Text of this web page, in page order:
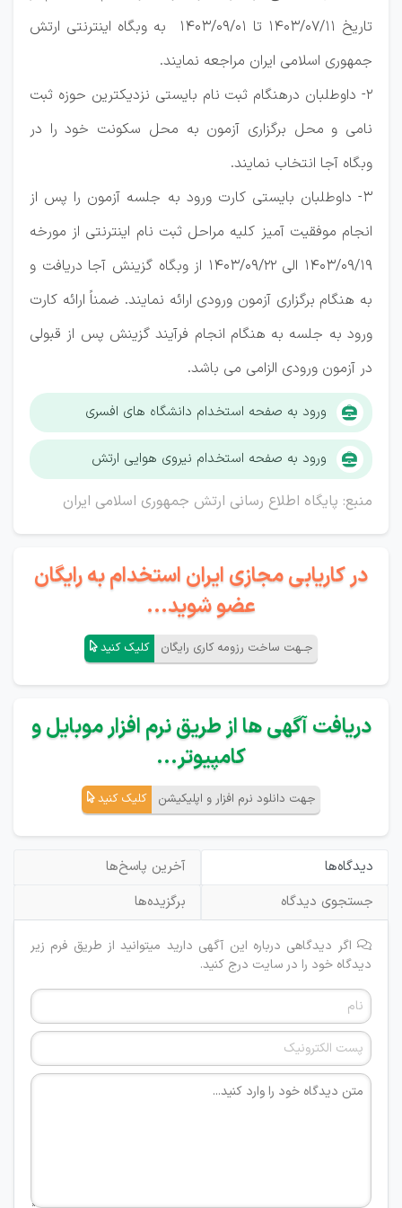
تاریخ 1403/07/11 تا 1403/09/01 به وبگاه اینترنتی ارتش
جمهوری اسلامی ایران مراجعه نمایند.
2- داوطلبان درهنگام ثبت نام بایستی نزدیکترین حوزه ثبت
نامی و محل برگزاری آزمون به محل سکونت خود را در
وبگاه آجا انتخاب نمایند.
3- داوطلبان بایستی کارت ورود به جلسه آزمون را پس از
انجام موفقیت آمیز کلیه مراحل ثبت نام اینترنتی از مورخه
1403/09/19 الی 1403/09/22 از وبگاه گزینش آجا دریافت و
به هنگام برگزاری آزمون ورودی ارائه نمایند. ضمناً ارائه کارت
ورود به جلسه به هنگام انجام فرآیند گزینش پس از قبولی
در آزمون ورودی الزامی می باشد.
ورود به صفحه استخدام دانشگاه های افسری
ورود به صفحه استخدام نیروی هوایی ارتش
منبع: پایگاه اطلاع رسانی ارتش جمهوری اسلامی ایران
در کاریابی مجازی ایران استخدام به رایگان
عضو شوید...
جـهت ساخت رزومه کاری رایگان کلیک کنید
دریافت آگهی ها از طریق نرم افزار موبایل و
کامپیوتر...
جهت دانلود نرم افزار و اپلیکیشن کلیک کنید
دیدگاه‌ها
آخرین پاسخ‌ها
جستجوی دیدگاه
برگزیده‌ها
اگر دیدگاهی درباره این آگهی دارید میتوانید از طریق فرم زیر
دیدگاه خود را در سایت درج کنید.